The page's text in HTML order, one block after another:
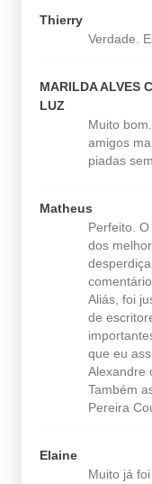
Thierry
Verdade.
MARILDA ALVES
LUZ
Muito
amigos
piadas
Matheus
Perfeito.
dos
Aliás, foi
de
que eu
Alexandre
Também
Pereira
Elaine
Muito já